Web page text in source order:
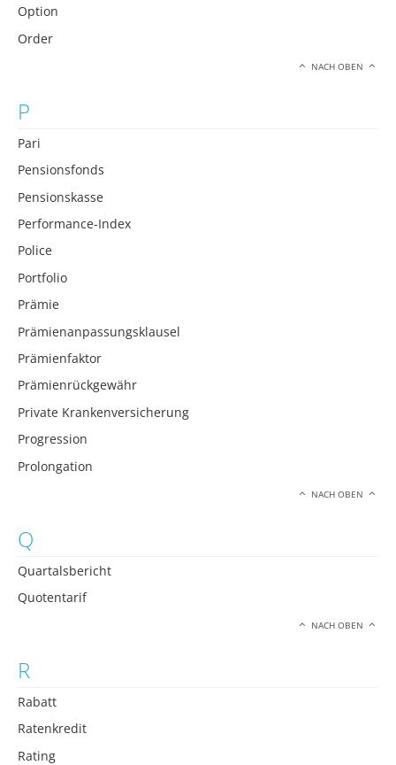
Option
Order
NACH OBEN
P
Pari
Pensionsfonds
Pensionskasse
Performance-Index
Police
Portfolio
Prämie
Prämienanpassungsklausel
Prämienfaktor
Prämienrückgewähr
Private Krankenversicherung
Progression
Prolongation
NACH OBEN
Q
Quartalsbericht
Quotentarif
NACH OBEN
R
Rabatt
Ratenkredit
Rating